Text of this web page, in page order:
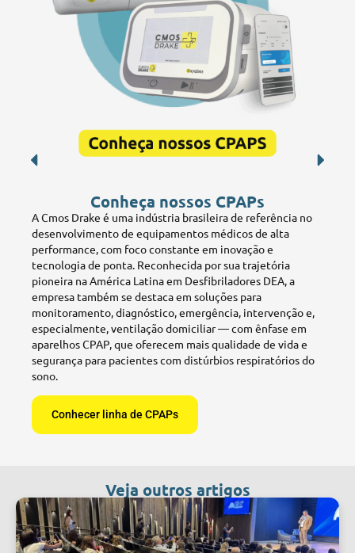
Conheça nossos CPAPs
A Cmos Drake é uma indústria brasileira de referência no
desenvolvimento de equipamentos médicos de alta
performance, com foco constante em inovação e
tecnologia de ponta. Reconhecida por sua trajetória
pioneira na América Latina em Desfibriladores DEA, a
empresa também se destaca em soluções para
monitoramento, diagnóstico, emergência, intervenção e,
especialmente, ventilação domiciliar — com ênfase em
aparelhos CPAP, que oferecem mais qualidade de vida e
segurança para pacientes com distúrbios respiratórios do
sono.
Conhecer linha de CPAPs
Veja outros artigos